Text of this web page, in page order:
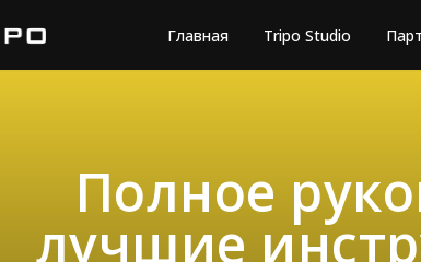
Главная Tripo Studio
Полное
лучшие